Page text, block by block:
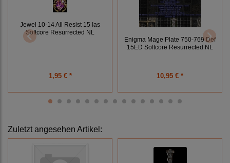
Jewel 10-14 All Resist 15 Ias
Softcore Resurrected NL
1,95 € *
Enigma Mage Plate 750-769 Def
15ED Softcore Resurrected NL
10,95 € *
Zuletzt angesehen Artikel: